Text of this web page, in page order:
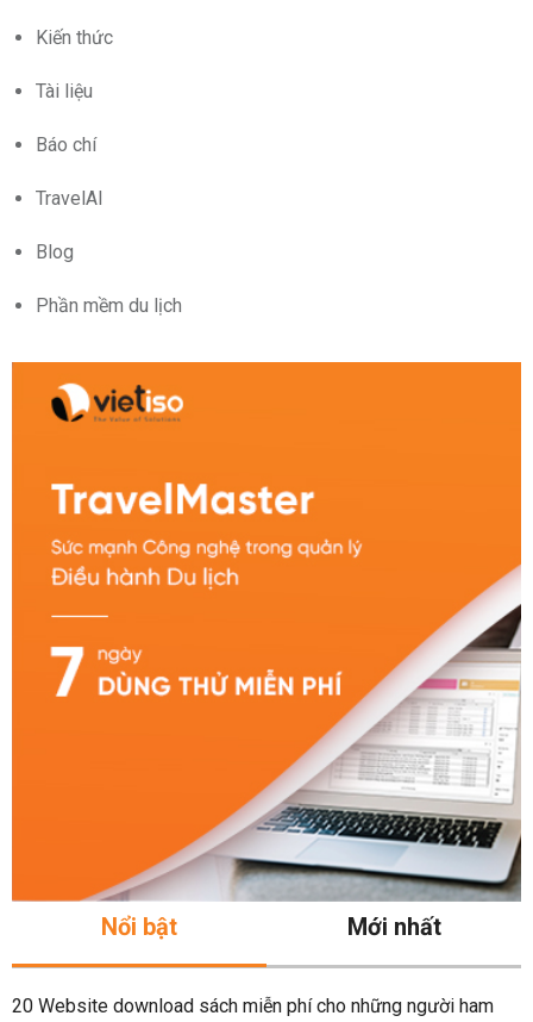
Kiến thức
Tài liệu
Báo chí
TravelAI
Blog
Phần mềm du lịch
Nổi bật Mới nhất
20 Website download sách miễn phí cho những người ham